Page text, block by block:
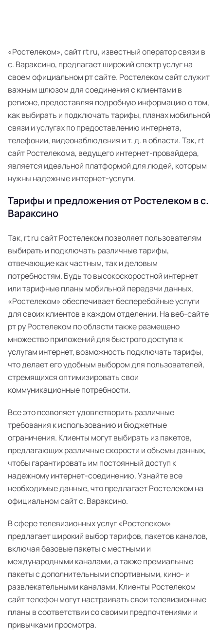
«Ростелеком», сайт rt ru, известный оператор связи в
с. Вараксино, предлагает широкий спектр услуг на
своем официальном рт сайте. Ростелеком сайт служит
важным шлюзом для соединения с клиентами в
регионе, предоставляя подробную информацию о том,
как выбирать и подключать тарифы, планах мобильной
связи и услугах по предоставлению интернета,
телефонии, видеонаблюдения и т. д. в области. Так, rt
сайт Ростелекома, ведущего интернет-провайдера,
является идеальной платформой для людей, которым
нужны надежные интернет-услуги.
Тарифы и предложения от Ростелеком в с.
Вараксино
Так, rt ru сайт Ростелеком позволяет пользователям
выбирать и подключать различные тарифы,
отвечающие как частным, так и деловым
потребностям. Будь то высокоскоростной интернет
или тарифные планы мобильной передачи данных,
«Ростелеком» обеспечивает бесперебойные услуги
для своих клиентов в каждом отделении. На веб-сайте
рт ру Ростелеком по области также размещено
множество приложений для быстрого доступа к
услугам интернет, возможность подключать тарифы,
что делает его удобным выбором для пользователей,
стремящихся оптимизировать свои
коммуникационные потребности.
Все это позволяет удовлетворить различные
требования к использованию и бюджетные
ограничения. Клиенты могут выбирать из пакетов,
предлагающих различные скорости и объемы данных,
чтобы гарантировать им постоянный доступ к
надежному интернет-соединению. Узнайте все
необходимые данные, что предлагает Ростелеком на
официальном сайт с. Вараксино.
В сфере телевизионных услуг «Ростелеком»
предлагает широкий выбор тарифов, пакетов каналов,
включая базовые пакеты с местными и
международными каналами, а также премиальные
пакеты с дополнительными спортивными, кино- и
развлекательными каналами. Клиенты Ростелеком
сайт телефон могут настраивать свои телевизионные
планы в соответствии со своими предпочтениями и
привычками просмотра.